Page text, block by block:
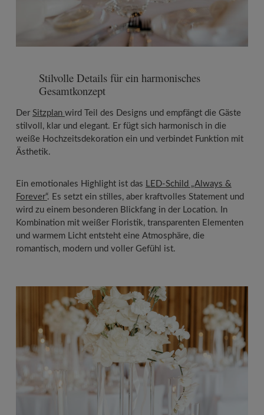
Stilvolle Details für ein harmonisches
Gesamtkonzept
Der Sitzplan wird Teil des Designs und empfängt die Gäste
stilvoll, klar und elegant. Er fügt sich harmonisch in die
weiße Hochzeitsdekoration ein und verbindet Funktion mit
Ästhetik.
Ein emotionales Highlight ist das LED-Schild „Always &
Forever“. Es setzt ein stilles, aber kraftvolles Statement und
wird zu einem besonderen Blickfang in der Location. In
Kombination mit weißer Floristik, transparenten Elementen
und warmem Licht entsteht eine Atmosphäre, die
romantisch, modern und voller Gefühl ist.